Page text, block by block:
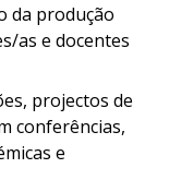
da produção
as e docentes
projectos de
conferências,
e